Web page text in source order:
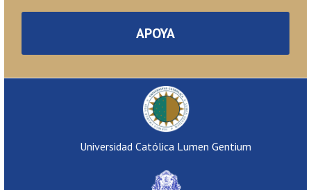
APOYA
Universidad Católica Lumen Gentium